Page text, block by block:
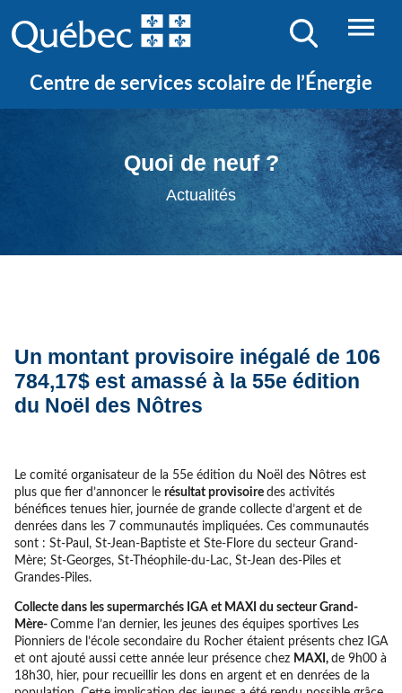
Centre de services scolaire de l’Énergie
Quoi de neuf ?
Actualités
Un montant provisoire inégalé de 106
784,17$ est amassé à la 55e édition
du Noël des Nôtres
Le comité organisateur de la 55e édition du Noël des Nôtres est
plus que fier d’annoncer le résultat provisoire des activités
bénéfices tenues hier, journée de grande collecte d’argent et de
denrées dans les 7 communautés impliquées. Ces communautés
sont : St-Paul, St-Jean-Baptiste et Ste-Flore du secteur Grand-
Mère; St-Georges, St-Théophile-du-Lac, St-Jean­ des-Piles et
Grandes-Piles.
Collecte dans les supermarchés IGA et MAXI du secteur Grand-
Mère- Comme l’an dernier, les jeunes des équipes sportives Les
Pionniers de l’école secondaire du Rocher étaient présents chez IGA
et ont ajouté aussi cette année leur présence chez MAXI, de 9h00 à
18h30, hier, pour recueillir les dons en argent et en denrées de la